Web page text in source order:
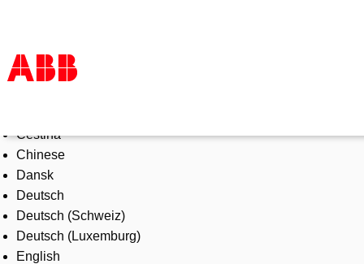
Products & Solutions
Industries
Services
About us
Where to buy
Contact us
Careers
Čeština
Chinese
Dansk
Deutsch
Deutsch (Schweiz)
Deutsch (Luxemburg)
English